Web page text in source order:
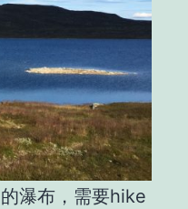
瀑布，需要hike